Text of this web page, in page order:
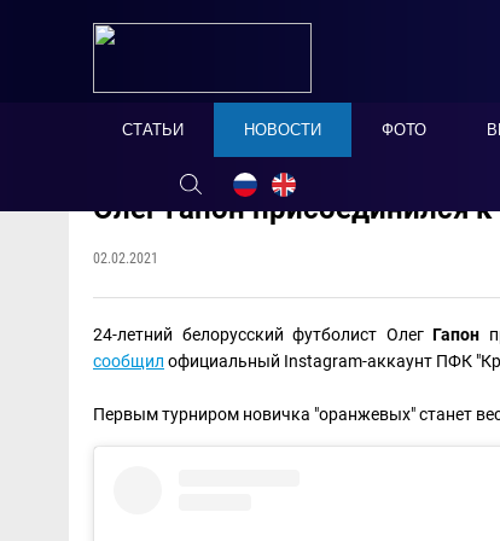
СТАТЬИ НОВОСТИ ФОТО
Олег Гапон присоединился
02.02.2021
24-летний белорусский футболист Олег Гапон
сообщил официальный Instagram-аккаунт ПФК
Первым турниром новичка "оранжевых" станет